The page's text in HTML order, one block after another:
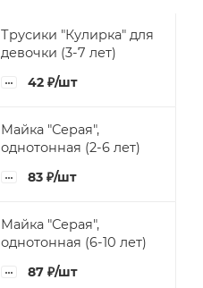
Трусики "Кулирка" для
девочки (3-7 лет)
42 ₽/шт
Майка "Серая",
однотонная (2-6 лет)
83 ₽/шт
Майка "Серая",
однотонная (6-10 лет)
87 ₽/шт